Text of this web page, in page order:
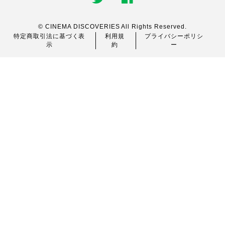
© CINEMA DISCOVERIES All Rights Reserved.
特定商取引法に基づく表
示
利用規
約
プライバシーポリシ
ー